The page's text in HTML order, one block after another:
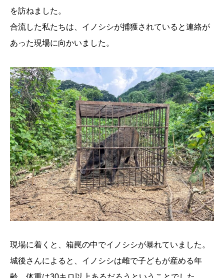
を訪ねました。
合流した私たちは、イノシシが捕獲されていると連絡が
あった現場に向かいました。
現場に着くと、箱罠の中でイノシシが暴れていました。
城後さんによると、イノシシは雌で子どもが産める年